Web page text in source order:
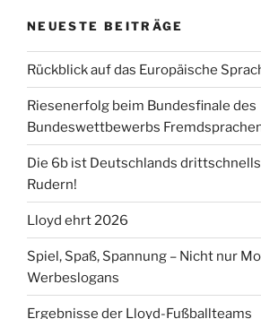
NEUESTE BEITRÄGE
Rückblick auf das Europäische
Riesenerfolg beim Bundesfinale des
Bundeswettbewerbs
Die 6b ist Deutschlands
Rudern!
Lloyd ehrt 2026
Spiel, Spaß, Spannung – Nicht nur
Werbeslogans
Ergebnisse der Lloyd-Fußballteams